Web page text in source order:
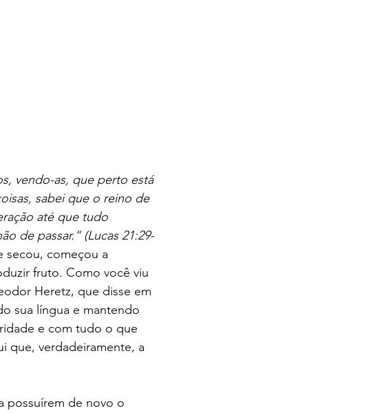
vendo-as, que perto está
sabei que o reino de
até que tudo
de passar.” (Lucas 21:29-
secou, começou a
fruto. Como você viu
Heretz, que disse em
sua língua e mantendo
e com tudo o que
que, verdadeiramente, a
possuírem de novo o